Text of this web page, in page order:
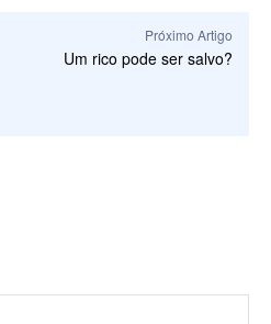
Próximo Artigo
Um rico pode ser salvo?